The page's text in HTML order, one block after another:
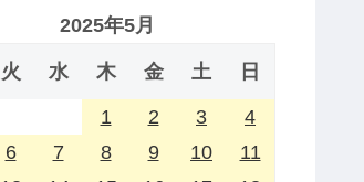
2025年5月
火 水 木 金 土 日
1 2 3
4
6 7 8 9 10
11